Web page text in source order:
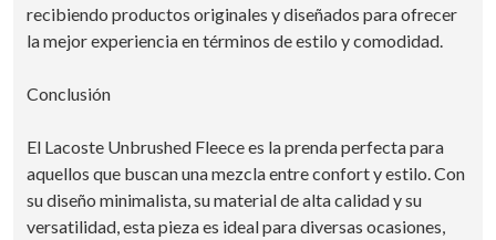
recibiendo productos originales y diseñados para ofrecer
la mejor experiencia en términos de estilo y comodidad.
Conclusión
El Lacoste Unbrushed Fleece es la prenda perfecta para
aquellos que buscan una mezcla entre confort y estilo. Con
su diseño minimalista, su material de alta calidad y su
versatilidad, esta pieza es ideal para diversas ocasiones,